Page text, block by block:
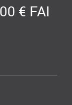
€ FAI